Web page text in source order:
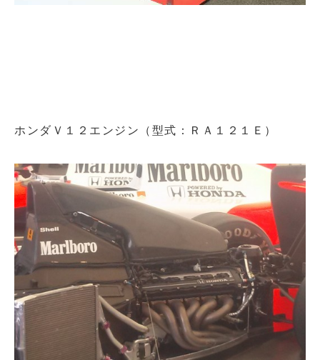
ホンダＶ１２エンジン（型式：ＲＡ１２１Ｅ）